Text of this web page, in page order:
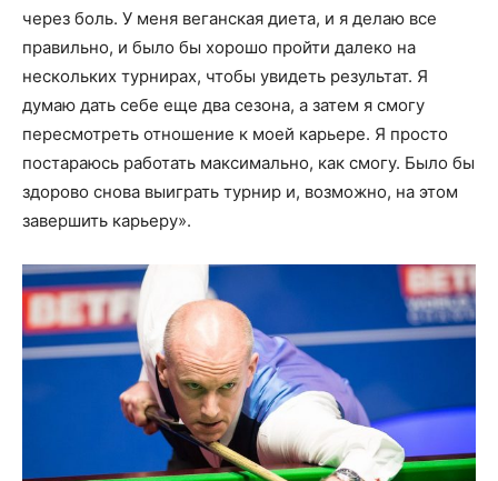
через боль. У меня веганская диета, и я делаю все
правильно, и было бы хорошо пройти далеко на
нескольких турнирах, чтобы увидеть результат. Я
думаю дать себе еще два сезона, а затем я смогу
пересмотреть отношение к моей карьере. Я просто
постараюсь работать максимально, как смогу. Было бы
здорово снова выиграть турнир и, возможно, на этом
завершить карьеру».